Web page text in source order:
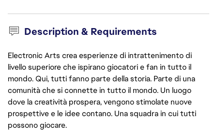
Description & Requirements
Electronic Arts crea esperienze di intrattenimento di
livello superiore che ispirano giocatori e fan in tutto il
mondo. Qui, tutti fanno parte della storia. Parte di una
comunità che si connette in tutto il mondo. Un luogo
dove la creatività prospera, vengono stimolate nuove
prospettive e le idee contano. Una squadra in cui tutti
possono giocare.